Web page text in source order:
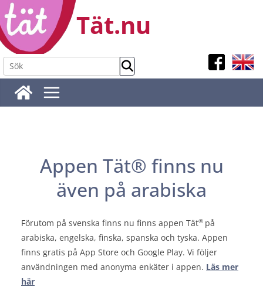
Hoppa
till
innehåll
Tät.nu
Appen Tät® finns nu
även på arabiska
Förutom på svenska finns nu finns appen Tät® på
arabiska, engelska, finska, spanska och tyska. Appen
finns gratis på App Store och Google Play. Vi följer
användningen med anonyma enkäter i appen. Läs mer
här